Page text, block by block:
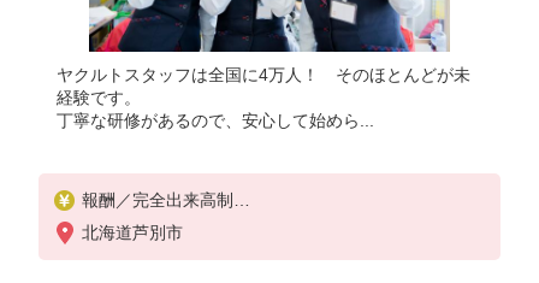
ヤクルトスタッフは全国に4万人！ そのほとんどが未
経験です。
丁寧な研修があるので、安心して始めら...
報酬／完全出来高制
◎扶養の範囲内OK 月収9万円以上
北海道芦別市